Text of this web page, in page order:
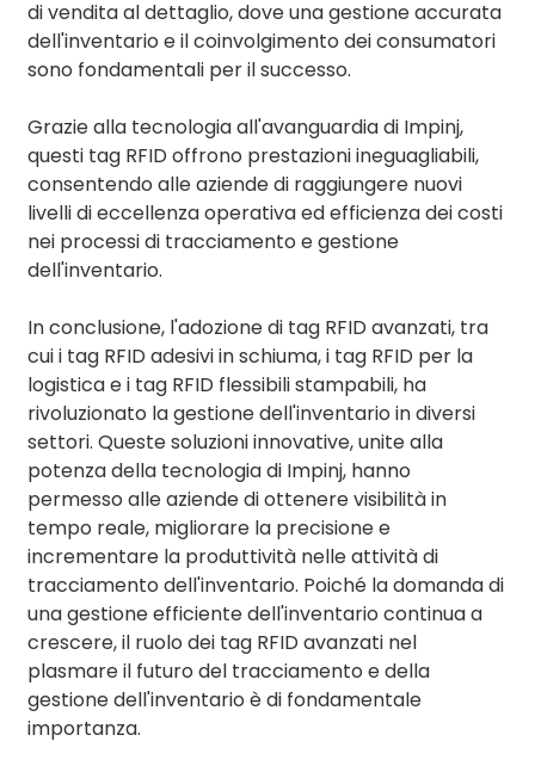
di vendita al dettaglio, dove una gestione accurata
dell'inventario e il coinvolgimento dei consumatori
sono fondamentali per il successo.
Grazie alla tecnologia all'avanguardia di Impinj,
questi tag RFID offrono prestazioni ineguagliabili,
consentendo alle aziende di raggiungere nuovi
livelli di eccellenza operativa ed efficienza dei costi
nei processi di tracciamento e gestione
dell'inventario.
In conclusione, l'adozione di tag RFID avanzati, tra
cui i tag RFID adesivi in ​​schiuma, i tag RFID per la
logistica e i tag RFID flessibili stampabili, ha
rivoluzionato la gestione dell'inventario in diversi
settori. Queste soluzioni innovative, unite alla
potenza della tecnologia di Impinj, hanno
permesso alle aziende di ottenere visibilità in
tempo reale, migliorare la precisione e
incrementare la produttività nelle attività di
tracciamento dell'inventario. Poiché la domanda di
una gestione efficiente dell'inventario continua a
crescere, il ruolo dei tag RFID avanzati nel
plasmare il futuro del tracciamento e della
gestione dell'inventario è di fondamentale
importanza.